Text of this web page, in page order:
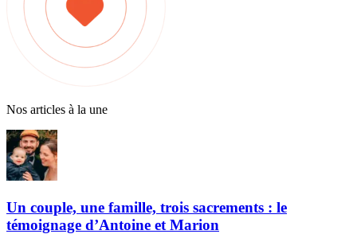
Nos articles à la une
Un couple, une famille, trois sacrements : le
témoignage d’Antoine et Marion